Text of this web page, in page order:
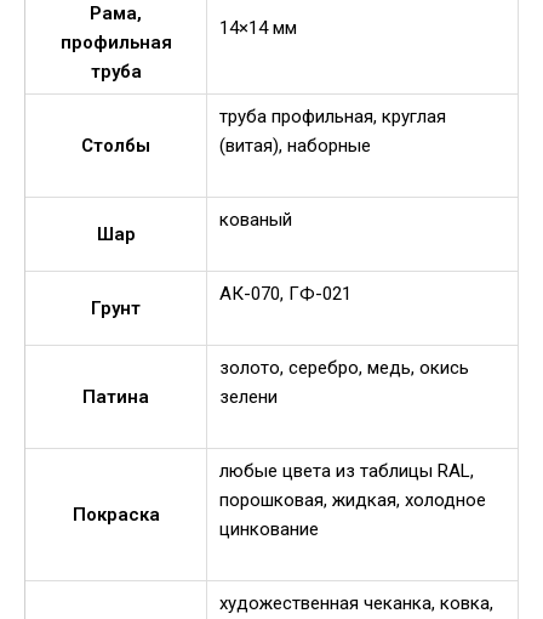
Рама,
профильная
труба
14×14 мм
Столбы
труба профильная, круглая
(витая), наборные
Шар
кованый
Грунт
АК-070, ГФ-021
Патина
золото, серебро, медь, окись
зелени
Покраска
любые цвета из таблицы RAL,
порошковая, жидкая, холодное
цинкование
художественная чеканка, ковка,